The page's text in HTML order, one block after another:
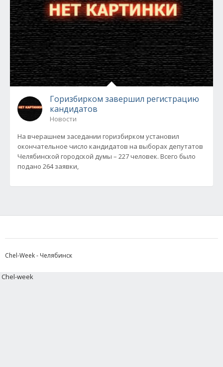
Горизбирком завершил регистрацию
кандидатов
Новости
На вчерашнем заседании горизбирком установил
окончательное число кандидатов на выборах депутатов
Челябинской городской думы – 227 человек. Всего было
подано 264 заявки,
Chel-Week - Челябинск
Chel-week